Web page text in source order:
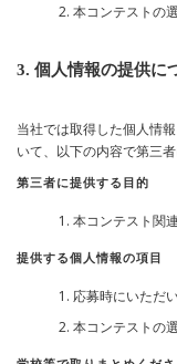
本コンテストの
3. 個人情報の提供に
当社では取得した個人情
いて、以下の内容で第三
第三者に提供する目的
本コンテスト関
提供する個人情報の項目
応募時にいただ
本コンテストの